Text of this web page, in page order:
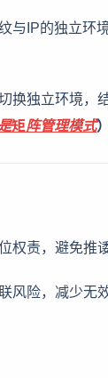
与IP的独立环
换独立环境，
矩阵管理模式
权责，避免推
风险，减少无